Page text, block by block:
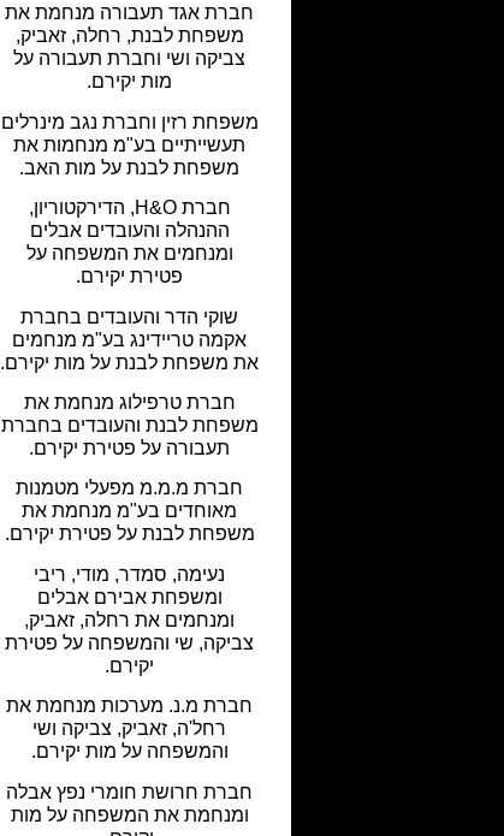
חברת אגד תעבורה מנחמת את
משפחת לבנת, רחלה, זאביק,
צביקה ושי וחברת תעבורה על
מות יקירם.
משפחת רזין וחברת נגב מינרלים
תעשייתיים בע"מ מנחמות את
משפחת לבנת על מות האב.
חברת H&O, הדירקטוריון,
ההנהלה והעובדים אבלים
ומנחמים את המשפחה על
פטירת יקירם.
שוקי הדר והעובדים בחברת
אקמה טריידינג בע"מ מנחמים
את משפחת לבנת על מות יקירם.
חברת טרפילוג מנחמת את
משפחת לבנת והעובדים בחברת
תעבורה על פטירת יקירם.
חברת מ.מ.מ מפעלי מטמנות
מאוחדים בע"מ מנחמת את
משפחת לבנת על פטירת יקירם.
נעימה, סמדר, מודי, ריבי
ומשפחת אבירם אבלים
ומנחמים את רחלה, זאביק,
צביקה, שי והמשפחה על פטירת
יקירם.
חברת מ.נ. מערכות מנחמת את
רחל'ה, זאביק, צביקה ושי
והמשפחה על מות יקירם.
חברת חרושת חומרי נפץ אבלה
ומנחמת את המשפחה על מות